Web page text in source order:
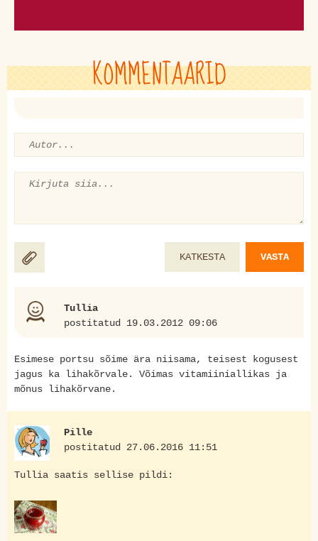
KOMMENTAARID
KATKESTA VASTA
Tullia
postitatud 19.03.2012 09:06
Esimese portsu sõime ära niisama, teisest kogusest
jagus ka lihakõrvale. Võimas vitamiiniallikas ja
mõnus lihakõrvane.
Pille
postitatud 27.06.2016 11:51
Tullia saatis sellise pildi: